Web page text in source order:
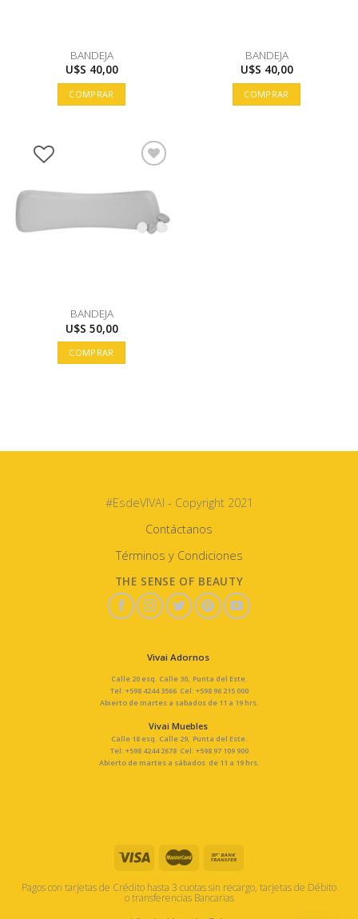
BANDEJA
U$S 40,00
COMPRAR
BANDEJA
U$S 40,00
COMPRAR
BANDEJA
U$S 50,00
COMPRAR
#EsdeVIVAI - Copyright 2021
Contáctanos
Términos y Condiciones
THE SENSE OF BEAUTY
Vivai Adornos
Calle 20 esq. Calle 30, Punta del Este.
Tel: +598 4244 3566 Cel: +598 96 215 000
Abierto de martes a sabados de 11 a 19 hrs.
Vivai Muebles
Calle 18 esq. Calle 29, Punta del Este.
Tel: +598 4244 2678 Cel: +598 97 109 900
Abierto de martes a sábados de 11 a 19 hrs.
Pagos con tarjetas de Crédito hasta 3 cuotas sin recargo, tarjetas de Débito
o transferencias Bancarias